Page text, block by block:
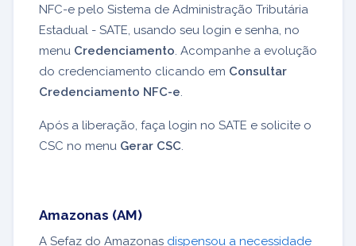
NFC-e pelo Sistema de Administração Tributária
Estadual - SATE, usando seu login e senha, no
menu Credenciamento. Acompanhe a evolução
do credenciamento clicando em Consultar
Credenciamento NFC-e.
Após a liberação, faça login no SATE e solicite o
CSC no menu Gerar CSC.
Amazonas (AM)
A Sefaz do Amazonas dispensou a necessidade